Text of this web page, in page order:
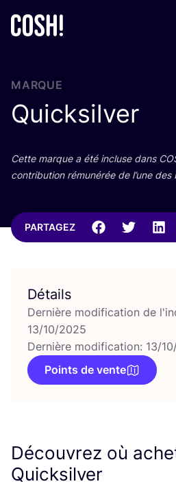
MARQUE
Quicksilver
Cette marque a été incluse dans
contri­bu­tion rému­né­rée de l’une
PARTAGEZ
Détails
Dernière modification de
13/10/2025
Dernière modification: 13/
Points de vente
Découvrez où
Quicksilver